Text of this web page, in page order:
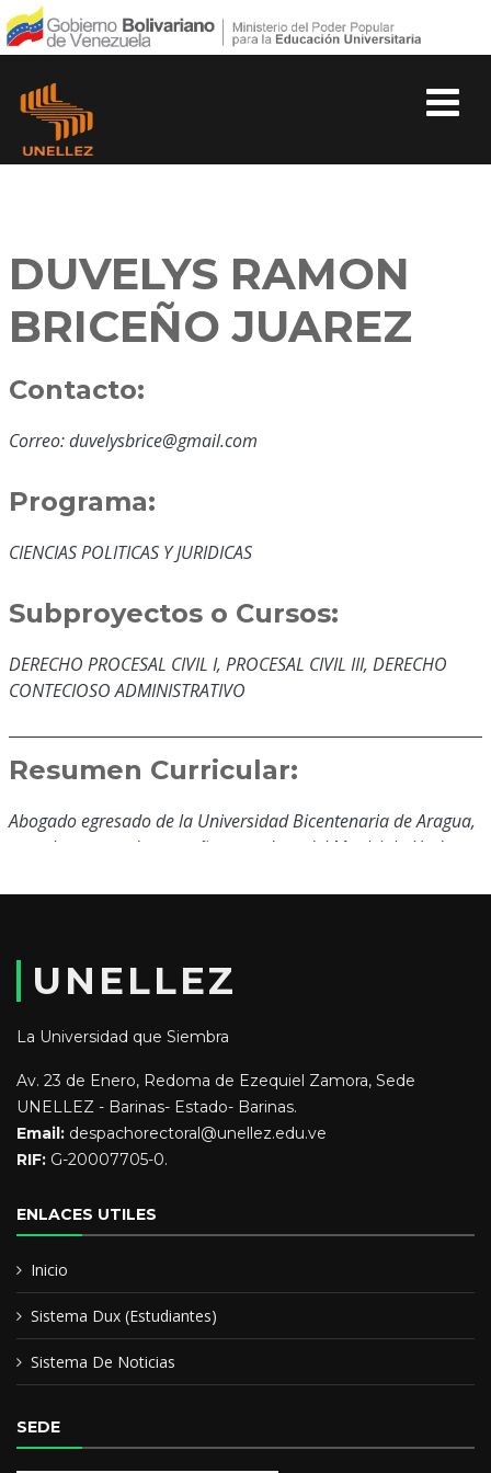
DUVELYS RAMON
BRICEÑO JUAREZ
Contacto:
Correo: duvelysbrice@gmail.com
Programa:
CIENCIAS POLITICAS Y JURIDICAS
Subproyectos o Cursos:
DERECHO PROCESAL CIVIL I, PROCESAL CIVIL III, DERECHO
CONTECIOSO ADMINISTRATIVO
Resumen Curricular:
Abogado egresado de la Universidad Bicentenaria de Aragua,
actualmente se desempeña como Juez del Municipio Unda,
ABOGADO
UNELLEZ
La Universidad que Siembra
Av. 23 de Enero, Redoma de Ezequiel Zamora, Sede
UNELLEZ - Barinas- Estado- Barinas.
Email: despachorectoral@unellez.edu.ve
RIF: G-20007705-0.
ENLACES UTILES
Inicio
Sistema Dux (Estudiantes)
Sistema De Noticias
SEDE